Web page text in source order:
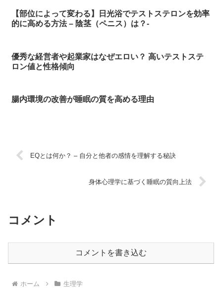
【部位によって変わる】日光浴でテストステロンを効率
的に高める方法 – 陰茎（ペニス）は？-
優秀な経営者や起業家はなぜエロい？ 高いテストステ
ロン値と性格傾向
腸内環境の改善が睡眠の質を高める理由
EQとは何か？ – 自分と他者の感情を理解する秘訣
身体心理学に基づく睡眠の質向上法
コメント
コメントを書き込む
ホーム 生理学